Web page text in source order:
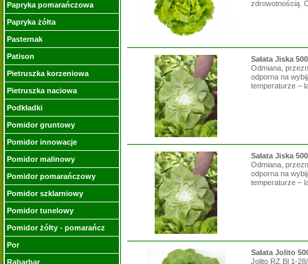
Papryka pomarańczowa
Papryka żółta
Pasternak
Patison
Pietruszka korzeniowa
Pietruszka naciowa
Podkładki
Pomidor gruntowy
Pomidor innowacje
Pomidor malinowy
Pomidor pomarańczowy
Pomidor szklarniowy
Pomidor tunelowy
Pomidor żółty - pomarańcz
Por
Rabarbar
zdrowotnością.
Sałata Jiska
Odmiana,
odporna na
temperaturze –
Sałata Jiska
Odmiana,
odporna na
temperaturze –
Sałata Jolito
Jolito RZ Bl 1-